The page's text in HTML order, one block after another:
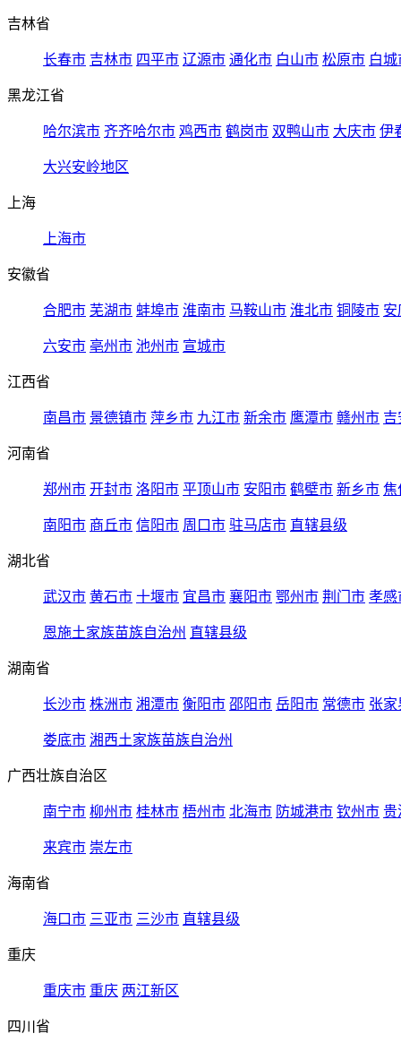
吉林省
长春市 吉林市 四平市 辽源市 通化市 白山市 松原市 白城
黑龙江省
哈尔滨市 齐齐哈尔市 鸡西市 鹤岗市 双鸭山市 大庆市 伊
大兴安岭地区
上海
上海市
安徽省
合肥市 芜湖市 蚌埠市 淮南市 马鞍山市 淮北市 铜陵市 安
六安市 亳州市 池州市 宣城市
江西省
南昌市 景德镇市 萍乡市 九江市 新余市 鹰潭市 赣州市 吉
河南省
郑州市 开封市 洛阳市 平顶山市 安阳市 鹤壁市 新乡市 焦
南阳市 商丘市 信阳市 周口市 驻马店市 直辖县级
湖北省
武汉市 黄石市 十堰市 宜昌市 襄阳市 鄂州市 荆门市 孝感
恩施土家族苗族自治州 直辖县级
湖南省
长沙市 株洲市 湘潭市 衡阳市 邵阳市 岳阳市 常德市 张家
娄底市 湘西土家族苗族自治州
广西壮族自治区
南宁市 柳州市 桂林市 梧州市 北海市 防城港市 钦州市 贵
来宾市 崇左市
海南省
海口市 三亚市 三沙市 直辖县级
重庆
重庆市 重庆 两江新区
四川省